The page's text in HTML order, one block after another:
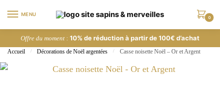
MENU
0
Offre du moment : 10% de réduction à partir de 100€ d’achat
Accueil / Décorations de Noël argentées / Casse noisette Noël – Or et Argent